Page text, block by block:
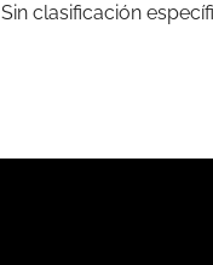
Sin clasificación